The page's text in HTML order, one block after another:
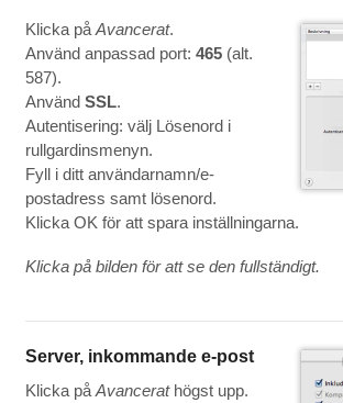
Klicka på Avancerat.
Använd anpassad port: 465(alt.
587).
Använd SSL.
Autentisering: välj Lösenord i
rullgardinsmenyn.
Fyll i ditt användarnamn/e-
postadress samt lösenord.
Klicka OK för att spara inställningarna.
Klicka på bilden för att se den fullständigt.
Server, inkommande e-post
Klicka på Avancerathögst upp.